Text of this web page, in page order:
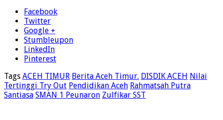
Facebook
Twitter
Google +
Stumbleupon
LinkedIn
Pinterest
Tags ACEH TIMUR Berita Aceh Timur. DISDIK ACEH Nilai
Tertinggi Try Out Pendidikan Aceh Rahmatsah Putra
Santiasa SMAN 1 Peunaron Zulfikar SST